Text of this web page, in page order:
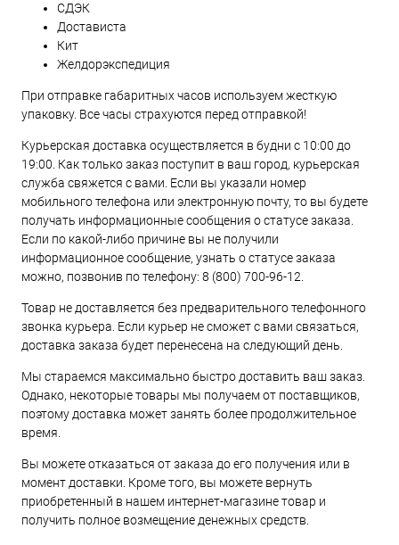
СДЭК
Достависта
Кит
Желдорэкспедиция
При отправке габаритных часов используем жесткую
упаковку. Все часы страхуются перед отправкой!
Курьерская доставка осуществляется в будни с 10:00 до
19:00. Как только заказ поступит в ваш город, курьерская
служба свяжется с вами. Если вы указали номер
мобильного телефона или электронную почту, то вы будете
получать информационные сообщения о статусе заказа.
Если по какой-либо причине вы не получили
информационное сообщение, узнать о статусе заказа
можно, позвонив по телефону: 8 (800) 700-96-12.
Товар не доставляется без предварительного телефонного
звонка курьера. Если курьер не сможет с вами связаться,
доставка заказа будет перенесена на следующий день.
Мы стараемся максимально быстро доставить ваш заказ.
Однако, некоторые товары мы получаем от поставщиков,
поэтому доставка может занять более продолжительное
время.
Вы можете отказаться от заказа до его получения или в
момент доставки. Кроме того, вы можете вернуть
приобретенный в нашем интернет-магазине товар и
получить полное возмещение денежных средств.